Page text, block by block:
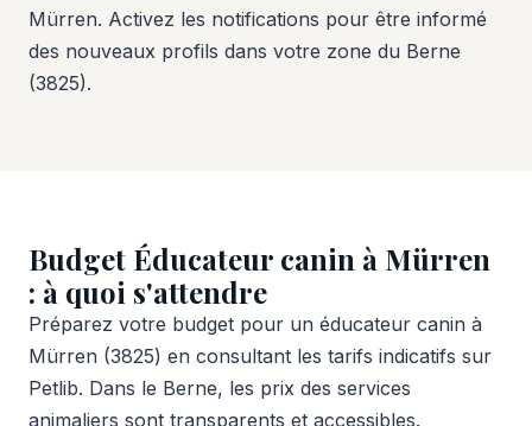
Mürren. Activez les notifications pour être informé
des nouveaux profils dans votre zone du Berne
(3825).
Budget Éducateur canin à Mürren
: à quoi s'attendre
Préparez votre budget pour un éducateur canin à
Mürren (3825) en consultant les tarifs indicatifs sur
Petlib. Dans le Berne, les prix des services
animaliers sont transparents et accessibles.